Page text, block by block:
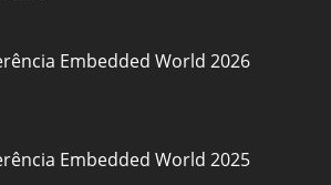
Embedded World 2026
Embedded World 2025